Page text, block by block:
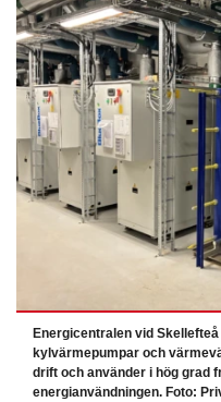
Energicentralen vid
kylvärmepumpar och
drift och använder i hög grad
energianvändningen. Foto: